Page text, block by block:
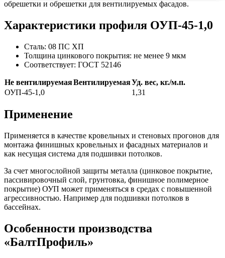
обрешетки и обрешетки для вентилируемых фасадов.
Характеристики профиля ОУП-45-1,0
Сталь: 08 ПС ХП
Толщина цинкового покрытия: не менее 9 мкм
Соответствует: ГОСТ 52146
Не вентилируемаяВентилируемаяУд. вес, кг./м.п.
ОУП-45-1,0
1,31
Применение
Применяется в качестве кровельных и стеновых прогонов для
монтажа финишных кровельных и фасадных материалов и
как несущая система для подшивки потолков.
За счет многослойной защиты металла (цинковое покрытие,
пассивировочный слой, грунтовка, финишное полимерное
покрытие) ОУП может применяться в средах с повышенной
агрессивностью. Например для подшивки потолков в
бассейнах.
Особенности производства
«БалтПрофиль»